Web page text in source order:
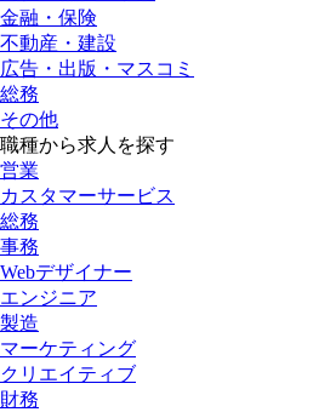
金融・保険
不動産・建設
広告・出版・マスコミ
総務
その他
職種から求人を探す
営業
カスタマーサービス
総務
事務
Webデザイナー
エンジニア
製造
マーケティング
クリエイティブ
財務